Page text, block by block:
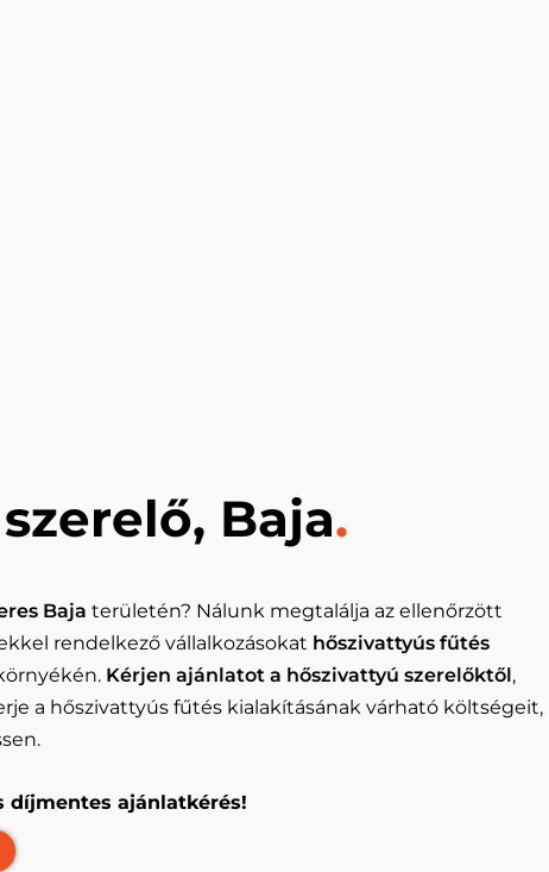
Baja.
Baja területén? Nálunk megtalálja az ellenőrzött
rendelkező vállalkozásokat hőszivattyús fűtés
Kérjen ajánlatot a hőszivattyú szerelőktől,
a hőszivattyús fűtés kialakításának várható költségeit,
díjmentes ajánlatkérés!